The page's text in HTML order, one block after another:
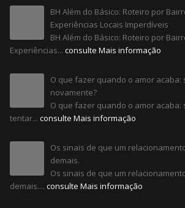
BH Além do Básico: Roteiro por
Experiências Locais Imperdíveis
BH Além do Básico: Roteiro por
Experiências... consulte Mais informação
O que fazer quando o amor
novamente?
O que fazer quando o amor acaba:
tentar... consulte Mais informação
Os sinais de que um
demais.
Os sinais de que um
demais.... consulte Mais informação